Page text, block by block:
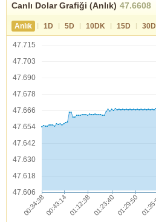
Canlı Dolar Grafiği (Anlık) 47.6608
Anlık | 1D | 5D | 10DK | 15D | 30D
47.715
47.703
47.690
47.678
47.666
47.654
47.642
47.630
47.618
47.606